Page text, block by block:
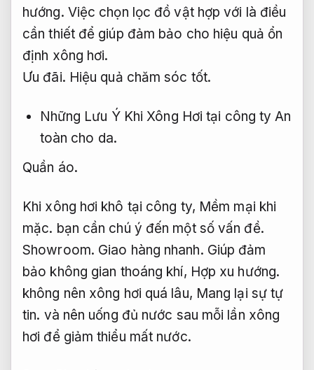
hướng. Việc chọn lọc đồ vật hợp với là điều
cần thiết để giúp đảm bảo cho hiệu quả ổn
định xông hơi.
Ưu đãi. Hiệu quả chăm sóc tốt.
Những Lưu Ý Khi Xông Hơi tại công tyAn
toàn cho da.
Quần áo.
Khi xông hơi khô tại công ty, Mềm mại khi
mặc. bạn cần chú ý đến một số vấn đề.
Showroom. Giao hàng nhanh. Giúp đảm
bảo không gian thoáng khí, Hợp xu hướng.
không nên xông hơi quá lâu, Mang lại sự tự
tin. và nên uống đủ nước sau mỗi lần xông
hơi để giảm thiểu mất nước.